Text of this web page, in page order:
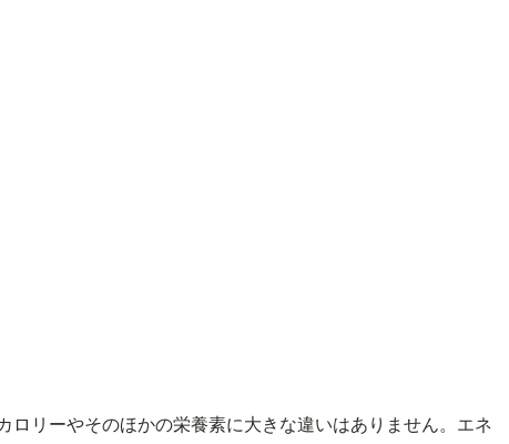
ロリーやそのほかの栄養素に大きな違いはありません。エネ